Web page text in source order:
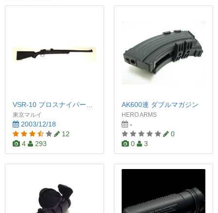
VSR-10 プロスナイパーバージョン
東京マルイ
2003/12/18
12
4
293
AK600連 ダブルマガジン
HERO ARMS
-
0
0
3